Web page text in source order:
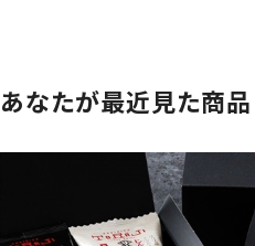
あなたが最近見た商品